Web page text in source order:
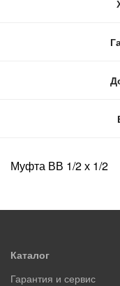
Муфта ВВ 1/2 х 1/2
Каталог
Гарантия и сервис